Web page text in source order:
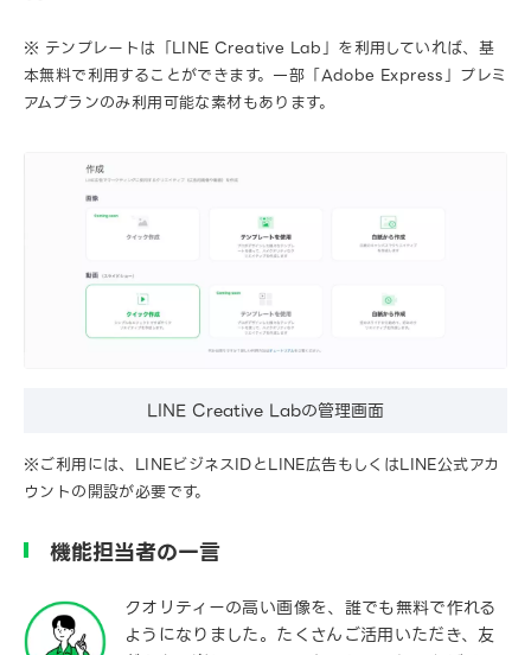
※ テンプレートは「LINE Creative Lab」を利用していれば、基
本無料で利用することができます。一部「Adobe Express」プレミ
アムプランのみ利用可能な素材もあります。
LINE Creative Labの管理画面
※ご利用には、LINEビジネスIDとLINE広告もしくはLINE公式アカ
ウントの開設が必要です。
機能担当者の一言
クオリティーの高い画像を、誰でも無料で作れる
ようになりました。たくさんご活用いただき、友